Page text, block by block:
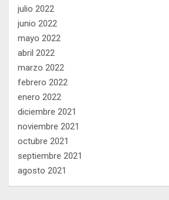
julio 2022
junio 2022
mayo 2022
abril 2022
marzo 2022
febrero 2022
enero 2022
diciembre 2021
noviembre 2021
octubre 2021
septiembre 2021
agosto 2021